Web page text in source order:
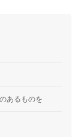
あるものを